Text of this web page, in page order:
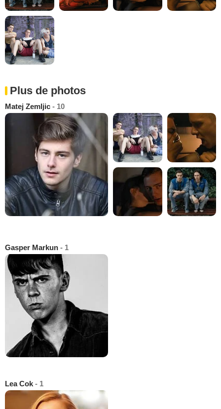
Plus de photos
Matej Zemljic - 10
Gasper Markun - 1
Lea Cok - 1